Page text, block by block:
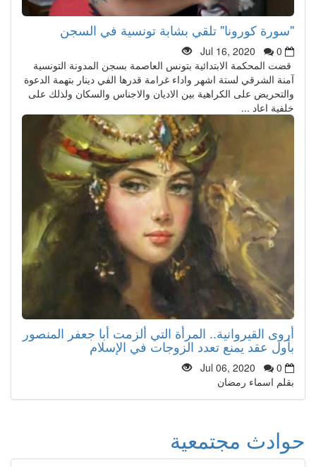
"سورة كورونا" تلقي بشابة تونسية في السجن
Jul 16, 2020
0
قضت المحكمة الابتدائية بتونس العاصمة بسجن المدونة التونسية
آمنة الشرقي لستة اشهر واداء غرامة قدرها الفي دينار بتهمة الدعوة
والتحريض على الكراهية بين الاديان والاجناس والسكان ولذلك على
خلفية اعاد ...
أروى القيروانية.. المرأة التي ألزمت أبا جعفر المنصور
بأول عقد يمنع تعدد الزوجات في الإسلام
Jul 06, 2020
0
بقلم اسماء رمضان
حوادث مجتمعية